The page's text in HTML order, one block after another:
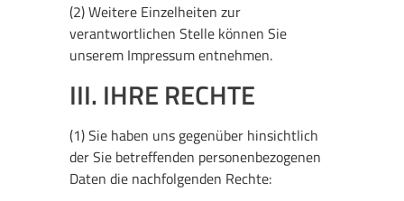
(2) Weitere Einzelheiten zur
verantwortlichen Stelle können Sie
unserem Impressum entnehmen.
III. IHRE RECHTE
(1) Sie haben uns gegenüber hinsichtlich
der Sie betreffenden personenbezogenen
Daten die nachfolgenden Rechte: